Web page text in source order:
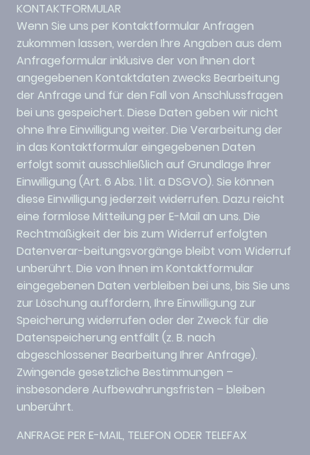
KONTAKTFORMULAR
Wenn Sie uns per Kontaktformular Anfragen
zukommen lassen, werden Ihre Angaben aus dem
Anfrageformular inklusive der von Ihnen dort
angegebenen Kontaktdaten zwecks Bearbeitung
der Anfrage und für den Fall von Anschlussfragen
bei uns gespeichert. Diese Daten geben wir nicht
ohne Ihre Einwilligung weiter. Die Verarbeitung der
in das Kontaktformular eingegebenen Daten
erfolgt somit ausschließlich auf Grundlage Ihrer
Einwilligung (Art. 6 Abs. 1 lit. a DSGVO). Sie können
diese Einwilligung jederzeit widerrufen. Dazu reicht
eine formlose Mitteilung per E-Mail an uns. Die
Rechtmäßigkeit der bis zum Widerruf erfolgten
Datenverar-beitungsvorgänge bleibt vom Widerruf
unberührt. Die von Ihnen im Kontaktformular
eingegebenen Daten verbleiben bei uns, bis Sie uns
zur Löschung auffordern, Ihre Einwilligung zur
Speicherung widerrufen oder der Zweck für die
Datenspeicherung entfällt (z. B. nach
abgeschlossener Bearbeitung Ihrer Anfrage).
Zwingende gesetzliche Bestimmungen –
insbesondere Aufbewahrungsfristen – bleiben
unberührt.
ANFRAGE PER E-MAIL, TELEFON ODER TELEFAX